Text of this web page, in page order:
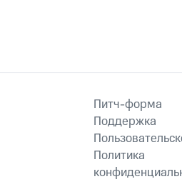
Питч-форма
Поддержка
Политика